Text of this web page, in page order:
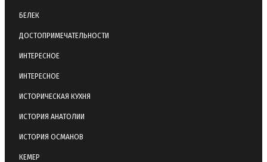
БЕЛЕК
ДОСТОПРИМЕЧАТЕЛЬНОСТИ
ИНТЕРЕСНОЕ
ИНТЕРЕСНОЕ
ИСТОРИЧЕСКАЯ КУХНЯ
ИСТОРИЯ АНАТОЛИИ
ИСТОРИЯ ОСМАНОВ
КЕМЕР